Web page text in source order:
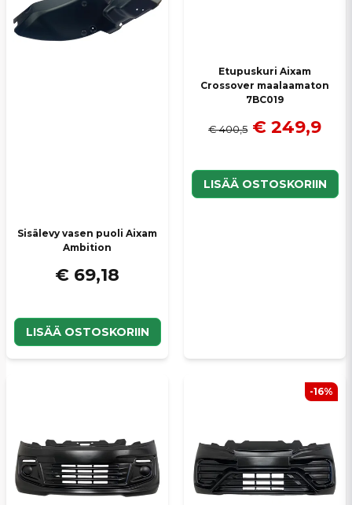
Sisälevy vasen puoli Aixam
Ambition
€ 69,18
LISÄÄ OSTOSKORIIN
Etupuskuri Aixam
Crossover maalaamaton
7BC019
€ 400,5 € 249,9
LISÄÄ OSTOSKORIIN
-16%